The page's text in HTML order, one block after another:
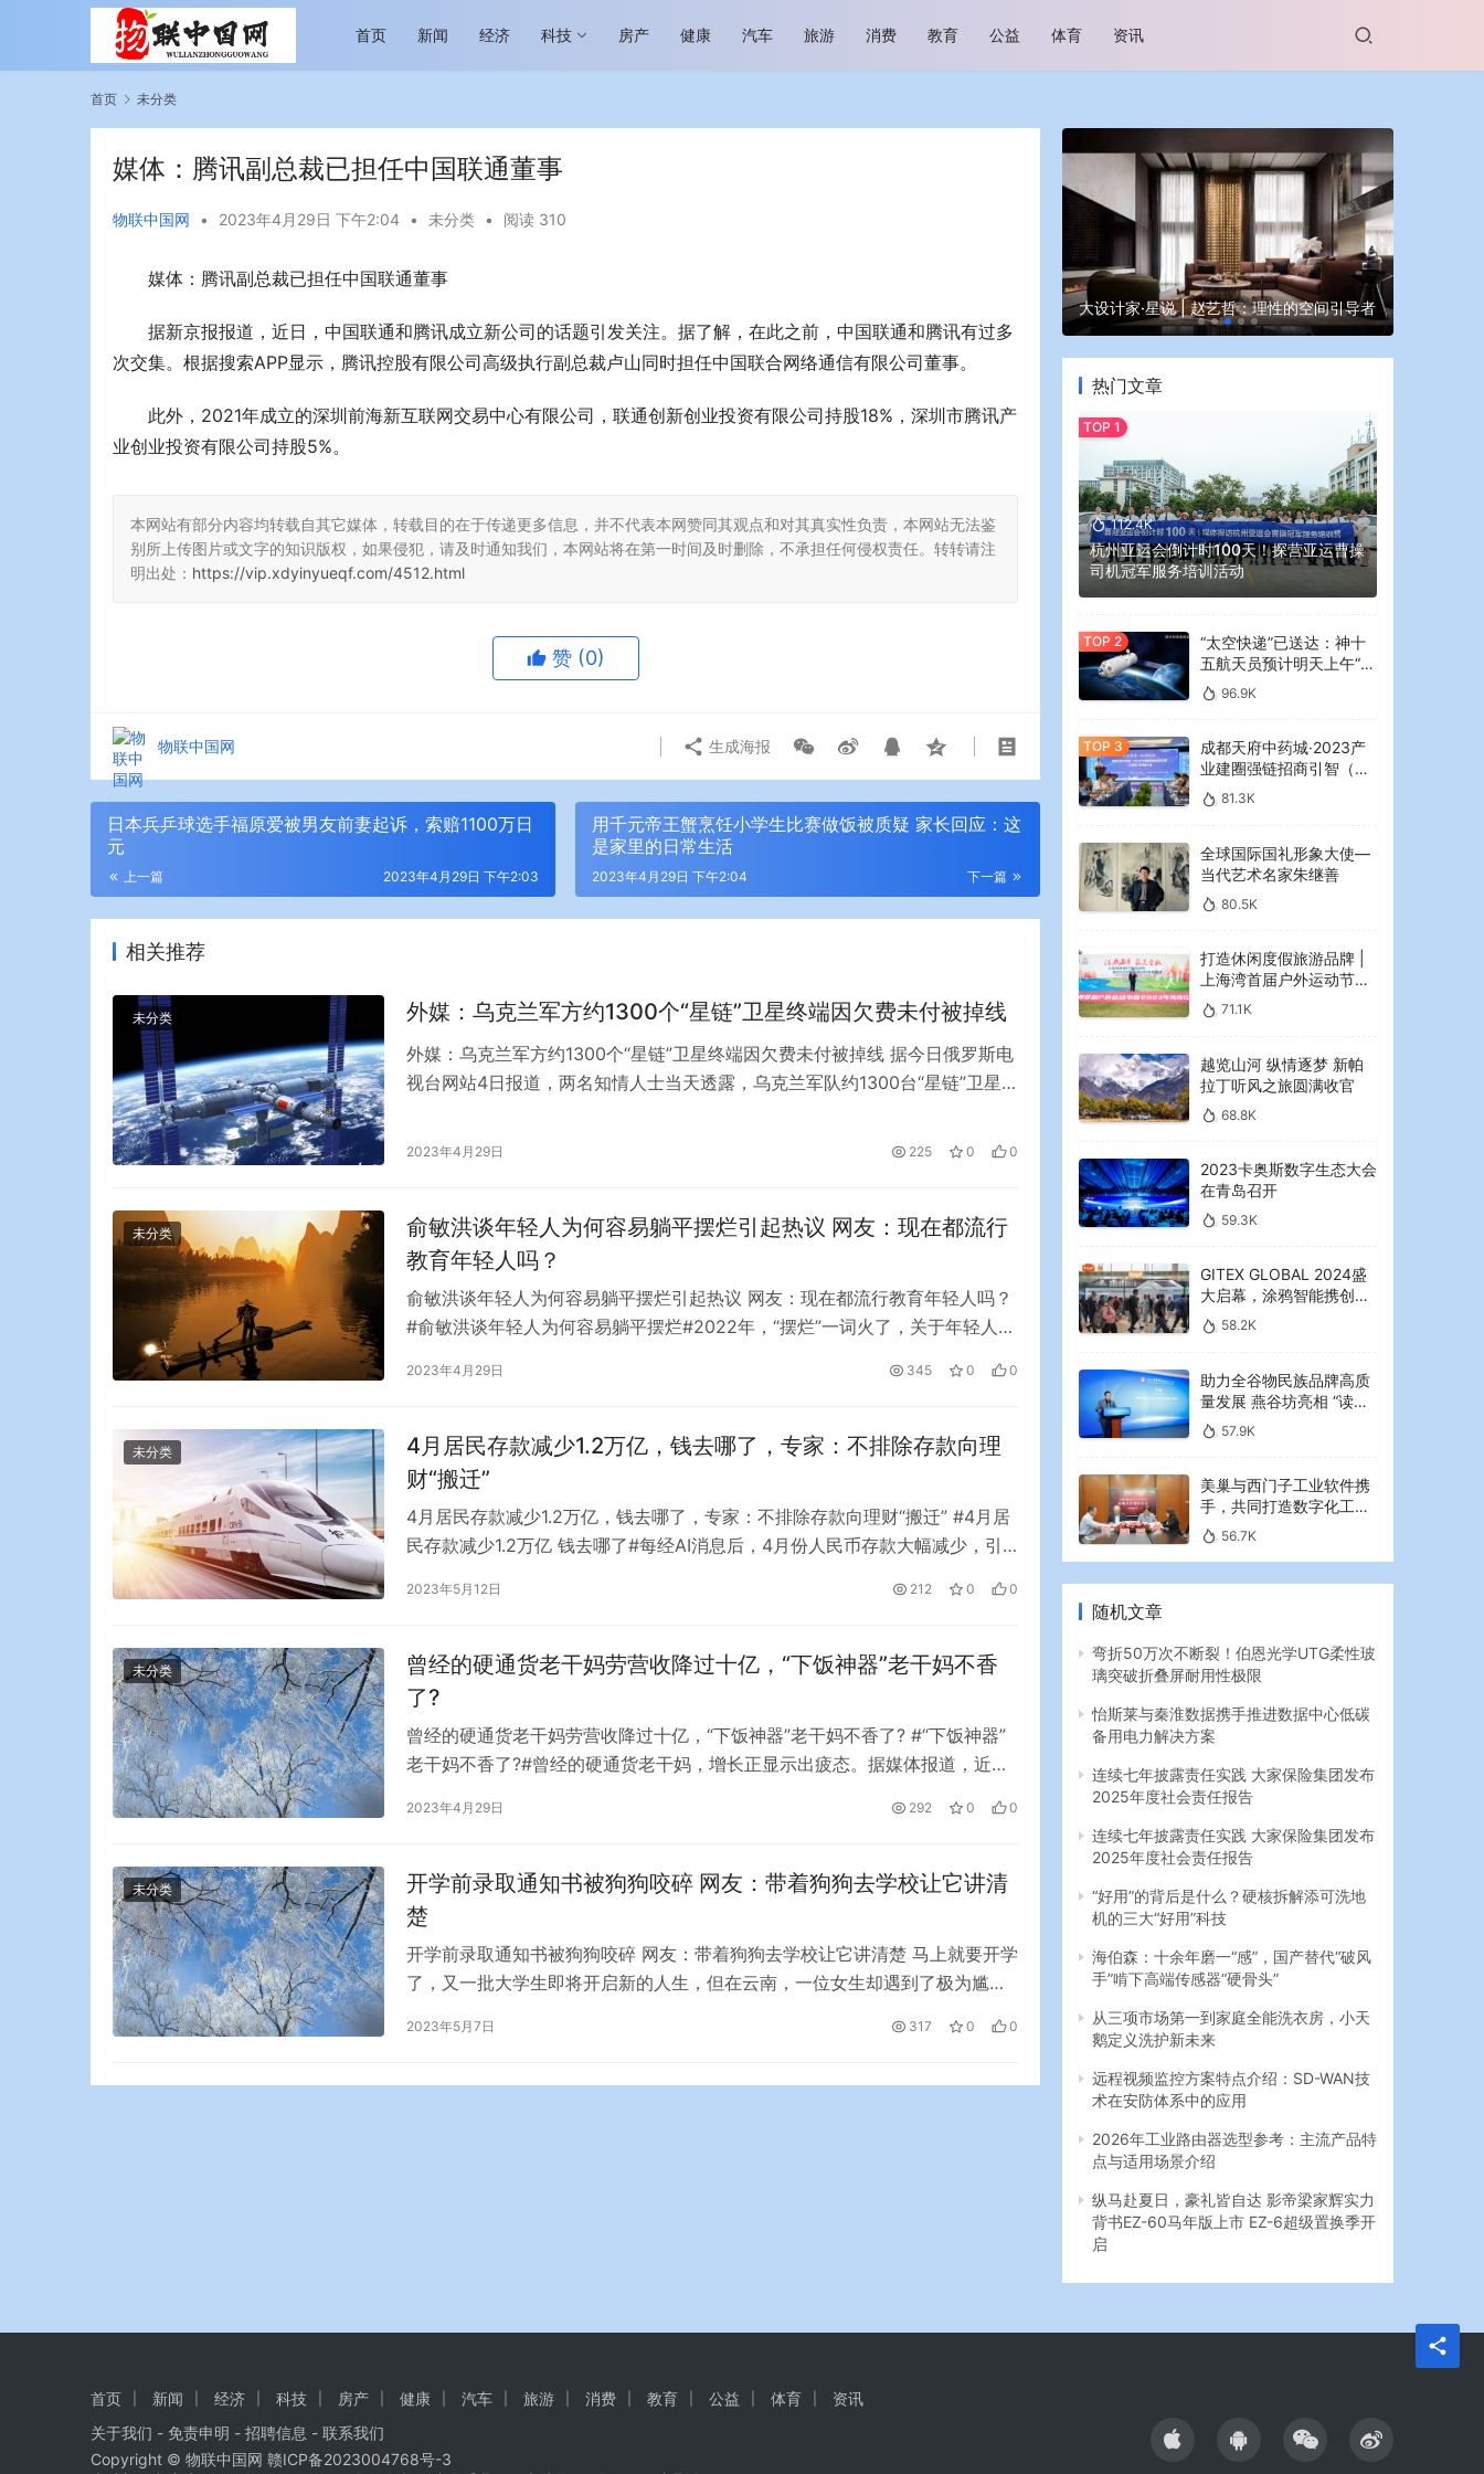
首页 新闻 经济 科技 房产 健康 汽车 旅游 消费 教育 公益 体育 资讯
首页 未分类
媒体：腾讯副总裁已担任中国联通董事
物联中国网 • 2023年4月29日 下午2:04 • 未分类 • 阅读 310
媒体：腾讯副总裁已担任中国联通董事
据新京报报道，近日，中国联通和腾讯成立新公司的话题引发关注。据了解，在此之前，中国联通和腾讯有过多
次交集。根据搜索APP显示，腾讯控股有限公司高级执行副总裁卢山同时担任中国联合网络通信有限公司董事。
此外，2021年成立的深圳前海新互联网交易中心有限公司，联通创新创业投资有限公司持股18%，深圳市腾讯产
业创业投资有限公司持股5%。
本网站有部分内容均转载自其它媒体，转载目的在于传递更多信息，并不代表本网赞同其观点和对其真实性负责，本网站无法鉴
别所上传图片或文字的知识版权，如果侵犯，请及时通知我们，本网站将在第一时间及时删除，不承担任何侵权责任。转转请注
明出处： https://vip.xdyinyueqf.com/4512.html
赞 (0)
物联中国网 生成海报
日本兵乒球选手福原爱被男友前妻起诉，索赔1100万日
元
上一篇 2023年4月29日 下午2:03
用千元帝王蟹烹饪小学生比赛做饭被质疑 家长回应：这
是家里的日常生活
下一篇
2023年4月29日 下午2:04
相关推荐
未分类 外媒：乌克兰军方约1300个“星链”卫星终端因欠费未付被掉线
外媒：乌克兰军方约1300个“星链”卫星终端因欠费未付被掉线 据今日俄罗斯电
视台网站4日报道，两名知情人士当天透露，乌克兰军队约1300台“星链”卫星
从一家英国公司批量购买的。自10月24日以来，由于资金短缺，它们一直处于
2023年4月29日 225 0 0
未分类
俞敏洪谈年轻人为何容易躺平摆烂引起热议 网友：现在都流行
教育年轻人吗？
俞敏洪谈年轻人为何容易躺平摆烂引起热议 网友：现在都流行教育年轻人吗？
#俞敏洪谈年轻人为何容易躺平摆烂#2022年，“摆烂”一词火了，关于年轻人摆
发表了自己的看法和评论。 最近，于在新东方直播间发表了他对年轻人腐败的
法建…
2023年4月29日 345 0 0
未分类
4月居民存款减少1.2万亿，钱去哪了，专家：不排除存款向理
财“搬迁”
4月居民存款减少1.2万亿，钱去哪了，专家：不排除存款向理财“搬迁” #4月居
民存款减少1.2万亿 钱去哪了#每经AI消息后，4月份人民币存款大幅减少，引
减少4609亿元，同比少增5524亿元。其中，住户存款减少1.2万亿元。 对此，
2023年5月12日 212 0 0
未分类
曾经的硬通货老干妈劳营收降过十亿，“下饭神器”老干妈不香
了?
曾经的硬通货老干妈劳营收降过十亿，“下饭神器”老干妈不香了? #“下饭神器”
老干妈不香了?#曾经的硬通货老干妈，增长正显示出疲态。据媒体报道，近
强”名单。在这份榜单中，贵阳南明老干妈风味食品有限公司(以下简称老干
2023年4月29日 292 0 0
未分类
开学前录取通知书被狗狗咬碎 网友：带着狗狗去学校让它讲清
楚
开学前录取通知书被狗狗咬碎 网友：带着狗狗去学校让它讲清楚 马上就要开学
了，又一批大学生即将开启新的人生，但在云南，一位女生却遇到了极为尴尬
录取通知书被自家的狗狗给咬碎了，已然面目全非，当场崩溃，手足无措，到
2023年5月7日 317 0 0
越览山河 纵情逐梦 新帕拉丁听风之旅即日
今年旅游市场进入恢复发展快车道 向“新”而
大设计家·星说 | 赵艺哲：理性的空间引导者
热门文章
112.4K
杭州亚运会倒计时100天！探营亚运曹操
司机冠军服务培训活动
“太空快递”已送达：神十
五航天员预计明天上午“拆
快递”96.9K
成都天府中药城·2023产
业建圈强链招商引智（大
湾区）专场推介会在广州
举行
81.3K
全球国际国礼形象大使—
当代艺术名家朱继善
80.5K
打造休闲度假旅游品牌 |
上海湾首届户外运动节暨
2023年海湾红叶节启幕
71.1K
越览山河 纵情逐梦 新帕
拉丁听风之旅圆满收官
68.8K
2023卡奥斯数字生态大会
在青岛召开
59.3K
GITEX GLOBAL 2024盛
大启幕，涂鸦智能携创新
AI解决方案引领中东可持
续未来
58.2K
助力全谷物民族品牌高质
量发展 燕谷坊亮相 “读懂
中国”国际会议
57.9K
美巢与西门子工业软件携
手，共同打造数字化工业
新篇章
56.7K
随机文章
弯折50万次不断裂！伯恩光学UTG柔性玻
璃突破折叠屏耐用性极限
怡斯莱与秦淮数据携手推进数据中心低碳
备用电力解决方案
连续七年披露责任实践 大家保险集团发布
2025年度社会责任报告
连续七年披露责任实践 大家保险集团发布
2025年度社会责任报告
“好用”的背后是什么？硬核拆解添可洗地
机的三大“好用”科技
海伯森：十余年磨一“感”，国产替代“破风
手”啃下高端传感器“硬骨头”
从三项市场第一到家庭全能洗衣房，小天
鹅定义洗护新未来
远程视频监控方案特点介绍：SD-WAN技
术在安防体系中的应用
2026年工业路由器选型参考：主流产品特
点与适用场景介绍
纵马赴夏日，豪礼皆自达 影帝梁家辉实力
背书EZ-60马年版上市 EZ-6超级置换季开
启
首页 新闻 经济 科技 房产 健康 汽车 旅游 消费 教育 公益 体育
资讯
关于我们 - 免责申明 - 招聘信息 - 联系我们
Copyright © 物联中国网 赣ICP备2023004768号-3